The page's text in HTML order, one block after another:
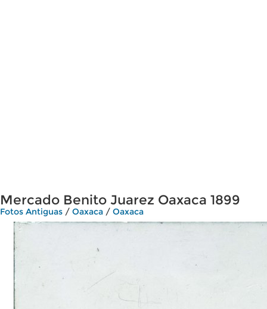
Mercado Benito Juarez Oaxaca 1899
Fotos Antiguas / Oaxaca / Oaxaca